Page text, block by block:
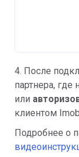
4. После
партнера, где
или
клиентом
Подробнее о